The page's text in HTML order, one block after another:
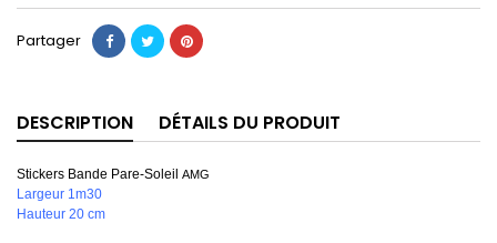
Partager
DESCRIPTION DÉTAILS DU PRODUIT
Stickers Bande Pare-Soleil AMG
Largeur 1m30
Hauteur 20 cm